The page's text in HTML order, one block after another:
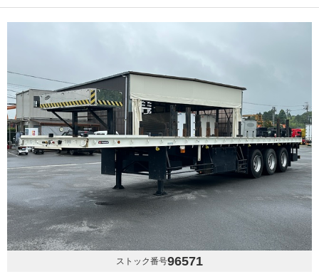
ストック番号96571